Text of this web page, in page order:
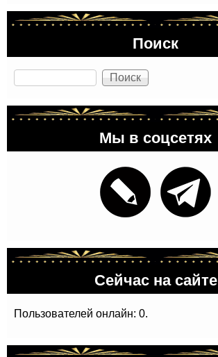
Поиск
Поиск
Мы в соцсетях
Сейчас на сайте
Пользователей онлайн: 0.